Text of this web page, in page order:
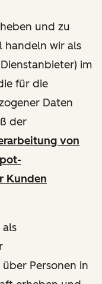
und zu
handeln wir als
im
für die
Daten
der
von
Kunden
Personen in